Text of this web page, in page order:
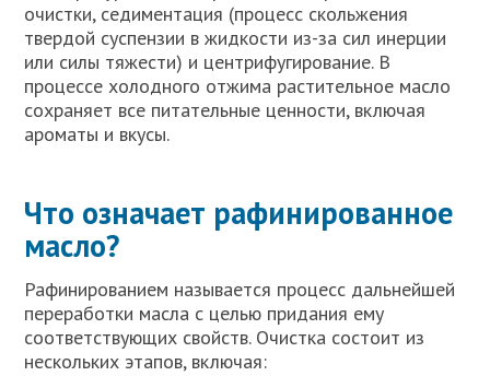
очистки, седиментация (процесс скольжения
твердой суспензии в жидкости из-за сил инерции
или силы тяжести) и центрифугирование. В
процессе холодного отжима растительное масло
сохраняет все питательные ценности, включая
ароматы и вкусы.
Что означает рафинированное
масло?
Рафинированием называется процесс дальнейшей
переработки масла с целью придания ему
соответствующих свойств. Очистка состоит из
нескольких этапов, включая: